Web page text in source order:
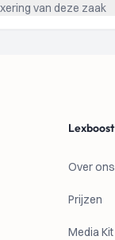
van deze zaak
Lexboost
Over ons
Prijzen
Media Kit